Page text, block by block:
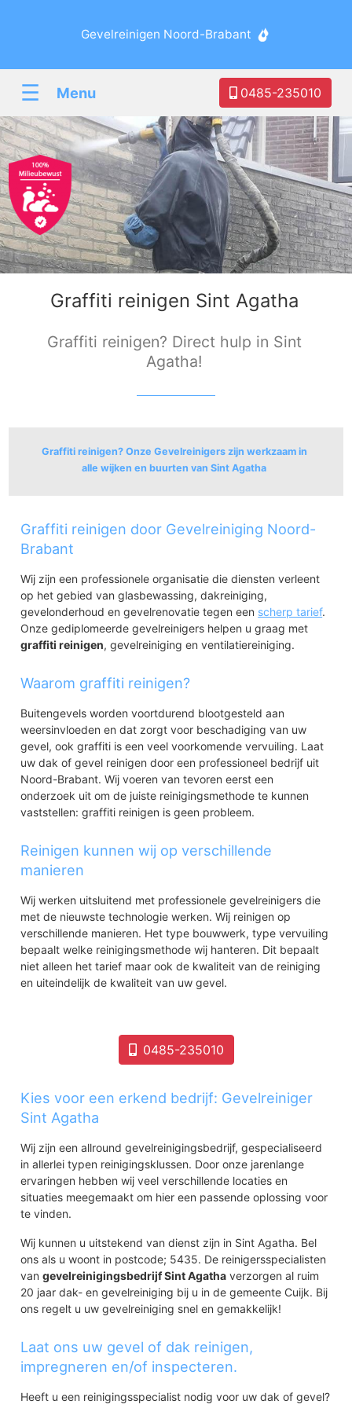
Gevelreinigen Noord-Brabant
☰ Menu 0485-235010
Graffiti reinigen Sint Agatha
Graffiti reinigen? Direct hulp in Sint
Agatha!
Graffiti reinigen? Onze Gevelreinigers zijn werkzaam in
alle wijken en buurten van Sint Agatha
Sint Agatha
Graffiti reinigen door Gevelreiniging Noord-
Brabant
Wij zijn een professionele organisatie die diensten verleent
op het gebied van glasbewassing, dakreiniging,
gevelonderhoud en gevelrenovatie tegen een scherp tarief.
Onze gediplomeerde gevelreinigers helpen u graag met
graffiti reinigen, gevelreiniging en ventilatiereiniging.
Waarom graffiti reinigen?
Buitengevels worden voortdurend blootgesteld aan
weersinvloeden en dat zorgt voor beschadiging van uw
gevel, ook graffiti is een veel voorkomende vervuiling. Laat
uw dak of gevel reinigen door een professioneel bedrijf uit
Noord-Brabant. Wij voeren van tevoren eerst een
onderzoek uit om de juiste reinigingsmethode te kunnen
vaststellen: graffiti reinigen is geen probleem.
Reinigen kunnen wij op verschillende
manieren
Wij werken uitsluitend met professionele gevelreinigers die
met de nieuwste technologie werken. Wij reinigen op
verschillende manieren. Het type bouwwerk, type vervuiling
bepaalt welke reinigingsmethode wij hanteren. Dit bepaalt
niet alleen het tarief maar ook de kwaliteit van de reiniging
en uiteindelijk de kwaliteit van uw gevel.
0485-235010
Kies voor een erkend bedrijf: Gevelreiniger
Sint Agatha
Wij zijn een allround gevelreinigingsbedrijf, gespecialiseerd
in allerlei typen reinigingsklussen. Door onze jarenlange
ervaringen hebben wij veel verschillende locaties en
situaties meegemaakt om hier een passende oplossing voor
te vinden.
Wij kunnen u uitstekend van dienst zijn in Sint Agatha. Bel
ons als u woont in postcode; 5435. De reinigersspecialisten
vangevelreinigingsbedrijf Sint Agatha verzorgen al ruim
20 jaar dak- en gevelreiniging bij u in de gemeente Cuijk. Bij
ons regelt u uw gevelreiniging snel en gemakkelijk!
Laat ons uw gevel of dak reinigen,
impregneren en/of inspecteren.
Heeft u een reinigingsspecialist nodig voor uw dak of gevel?